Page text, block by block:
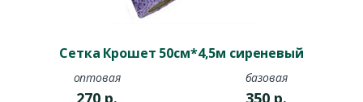
Сетка Крошет 50см*4,5м сиреневый
оптовая базовая